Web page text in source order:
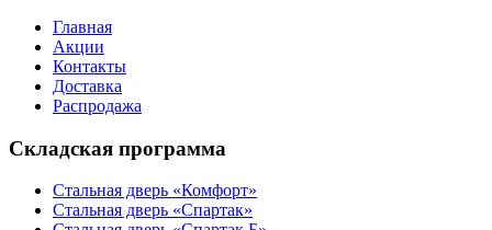
Главная
Акции
Контакты
Доставка
Распродажа
Складская программа
Стальная дверь «Комфорт»
Стальная дверь «Спартак»